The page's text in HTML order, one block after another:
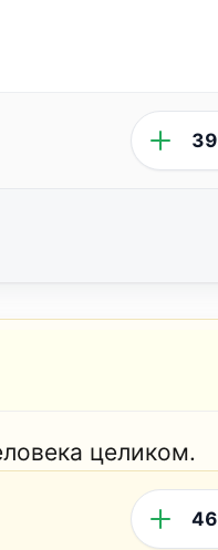
39
целиком.
46